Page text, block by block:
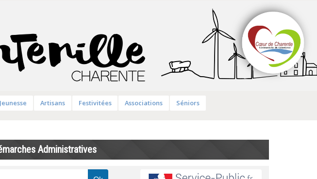
Artisans Festivitées Associations Séniors
Administratives